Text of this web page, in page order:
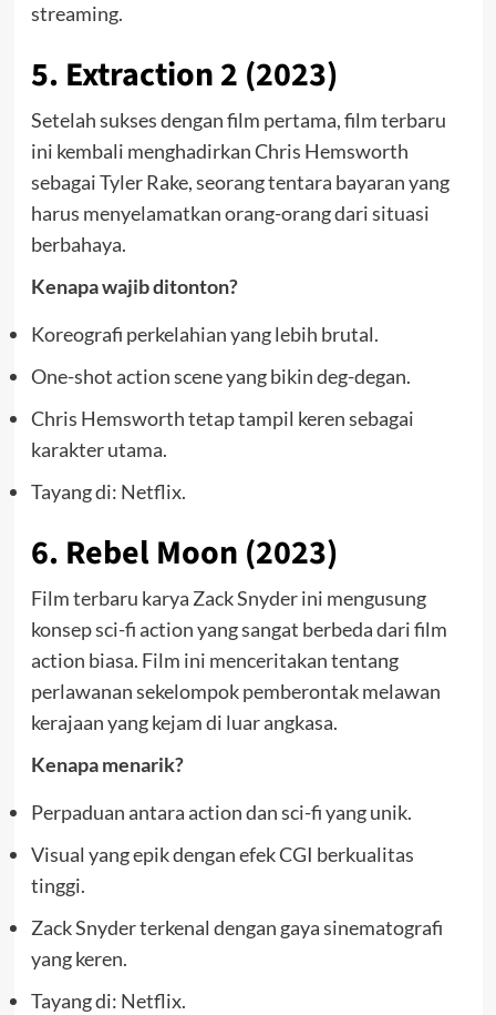
streaming.
5. Extraction 2 (2023)
Setelah sukses dengan film pertama, film terbaru
ini kembali menghadirkan Chris Hemsworth
sebagai Tyler Rake, seorang tentara bayaran yang
harus menyelamatkan orang-orang dari situasi
berbahaya.
Kenapa wajib ditonton?
Koreografi perkelahian yang lebih brutal.
One-shot action scene yang bikin deg-degan.
Chris Hemsworth tetap tampil keren sebagai
karakter utama.
Tayang di: Netflix.
6. Rebel Moon (2023)
Film terbaru karya Zack Snyder ini mengusung
konsep sci-fi action yang sangat berbeda dari film
action biasa. Film ini menceritakan tentang
perlawanan sekelompok pemberontak melawan
kerajaan yang kejam di luar angkasa.
Kenapa menarik?
Perpaduan antara action dan sci-fi yang unik.
Visual yang epik dengan efek CGI berkualitas
tinggi.
Zack Snyder terkenal dengan gaya sinematografi
yang keren.
Tayang di: Netflix.